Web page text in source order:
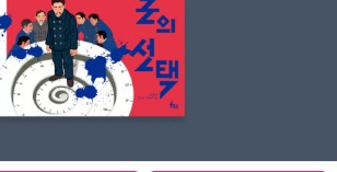
히 마지막 닭을 찾아내는 그림에서 나뭇잎 두
개를 들추는 2중 3중의 플랩이 비니의 마음
. (비니는 별 다섯, 나는 별 넷)안녕, 해리! 바
워델 글, 노은정 옮김 / 비룡소 느림보 거북
나.. 느림에 대한 긍정적인 의식이 반영된